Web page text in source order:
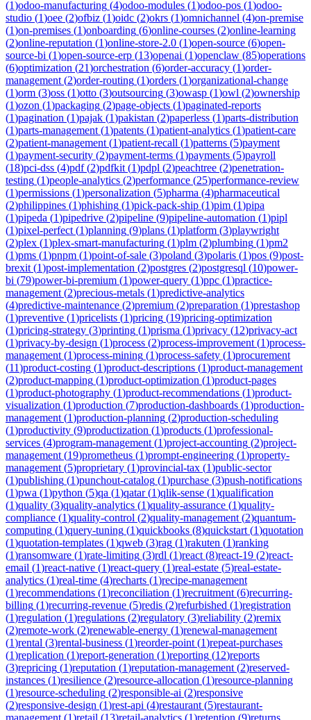
(1)odoo-manufacturing (4)odoo-modules (1)odoo-pos (1)odoo-
studio (1)oee (2)ofbiz (1)oidc (2)okrs (1)omnichannel (4)on-premise
(1)on-premises (1)onboarding (6)online-courses (2)online-learning
(2)online-reputation (1)online-store-2.0 (1)open-source (6)open-
source-bi (1)open-source-erp (13)openai (1)openclaw (85)operations
(6)optimization (21)orchestration (6)order-accuracy (1)order-
management (2)order-routing (1)orders (1)organizational-change
(1)orm (3)oss (1)otto (3)outsourcing (3)owasp (1)owl (2)ownership
(1)ozon (1)packaging (2)page-objects (1)paginated-reports
(1)pagination (1)pajak (1)pakistan (2)paperless (1)parts-distribution
(1)parts-management (1)patents (1)patient-analytics (1)patient-care
(2)patient-management (1)patient-recall (1)patterns (5)payment
(1)payment-security (2)payment-terms (1)payments (5)payroll
(18)pci-dss (4)pdf(2)pdfkit (1)pdpl (2)peachtree (2)penetration-
testing (1)people-analytics (2)performance (25)performance-review
(1)permissions (1)personalization (5)pharma (4)pharmaceutical
(2)philippines (1)phishing (1)pick-pack-ship (1)pim (1)pipa
(1)pipeda (1)pipedrive (2)pipeline (9)pipeline-automation (1)pipl
(1)pixel-perfect (1)planning (9)plans (1)platform (3)playwright
(2)plex (1)plex-smart-manufacturing (1)plm (2)plumbing (1)pm2
(1)pms (1)pnpm (1)point-of-sale (3)poland (3)polaris (1)pos (9)post-
brexit (1)post-implementation (2)postgres (2)postgresql (10)power-
bi (79)power-bi-premium (1)power-query (1)ppc (1)practice-
management (2)precious-metals (1)predictive-analytics
(4)predictive-maintenance (2)premium (2)preparation (1)prestashop
(1)preventive (1)pricelists (1)pricing (19)pricing-optimization
(1)pricing-strategy (3)printing (1)prisma (1)privacy (12)privacy-act
(1)privacy-by-design (1)process (2)process-improvement (1)process-
management (1)process-mining (1)process-safety (1)procurement
(11)product-costing (1)product-descriptions (1)product-management
(2)product-mapping (1)product-optimization (1)product-pages
(1)product-photography (1)product-recommendations (1)product-
visualization (1)production (7)production-dashboards (1)production-
management (1)production-planning (2)production-scheduling
(1)productivity (9)productization (1)products (1)professional-
services (4)program-management (1)project-accounting (2)project-
management (19)prometheus (1)prompt-engineering (1)property-
management (5)proprietary (1)provincial-tax (1)public-sector
(1)publishing (1)punchout-catalog (1)purchase (3)push-notifications
(1)pwa (1)python (5)qa (1)qatar(1)qlik-sense (1)qualification
(1)quality (3)quality-analytics (1)quality-assurance (1)quality-
compliance (1)quality-control (2)quality-management (2)quantum-
computing (1)query-tuning (1)quickbooks (8)quickstart (1)quotation
(1)quotation-templates (1)qweb (3)rag (1)rakuten (1)ranking
(1)ransomware (1)rate-limiting (3)rdl (1)react (8)react-19 (2)react-
email (1)react-native (1)react-query (1)real-estate (5)real-estate-
analytics (1)real-time (4)recharts (1)recipe-management
(1)recommendations (1)reconciliation (1)recruitment (6)recurring-
billing (1)recurring-revenue (5)redis (2)refurbished (1)registration
(1)regulation (1)regulations (2)regulatory (3)reliability (2)remix
(2)remote-work (2)renewable-energy (1)renewal-management
(1)rental (3)rental-business (1)reorder-point (1)repeat-purchases
(1)replication (1)report-generation (1)reporting (12)reports
(3)repricing (1)reputation (1)reputation-management (2)reserved-
instances (1)resilience (2)resource-allocation (1)resource-planning
(1)resource-scheduling (2)responsible-ai (2)responsive
(2)responsive-design (1)rest-api (4)restaurant (5)restaurant-
management (1)retail (13)retail-analytics (1)retention (9)returns